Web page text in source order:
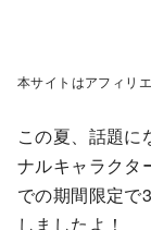
本サイトはアフィリ
この夏、話題に
ナルキャラクタ
での期間限定で
しましたよ！